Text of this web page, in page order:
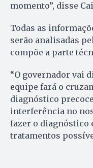
momento”, disse
Todas as
serão analisadas
compõe a parte
“O governador vai
equipe fará o
diagnóstico
interferência no
fazer o diagnóstico
tratamentos